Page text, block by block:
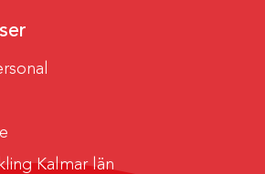
Kalmar län